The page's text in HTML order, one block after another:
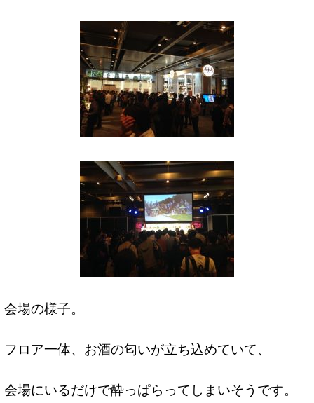
会場の様子。
フロア一体、お酒の匂いが立ち込めていて、
会場にいるだけで酔っぱらってしまいそうです。